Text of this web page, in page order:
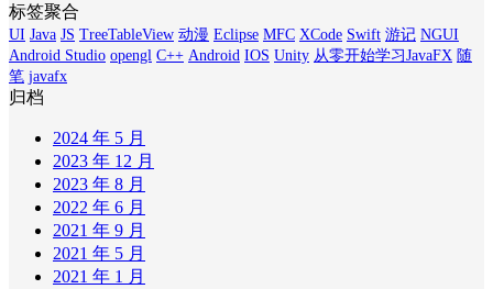
标签聚合
UI Java JS TreeTableView 动漫 Eclipse MFC XCode Swift 游记 NGUI
Android Studio opengl C++ Android IOS Unity 从零开始学习JavaFX 随
笔 javafx
归档
2024 年 5 月
2023 年 12 月
2023 年 8 月
2022 年 6 月
2021 年 9 月
2021 年 5 月
2021 年 1 月